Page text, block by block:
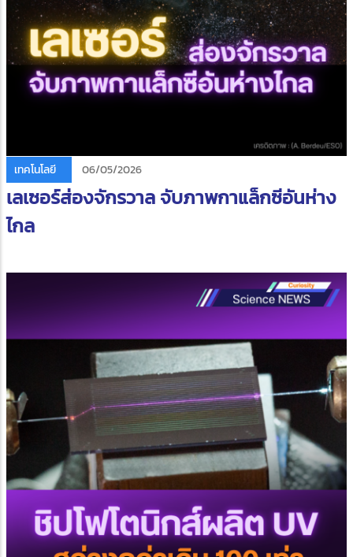
เทคโนโลยี 06/05/2026
เลเซอร์ส่องจักรวาล จับภาพกาแล็กซีอันห่าง
ไกล